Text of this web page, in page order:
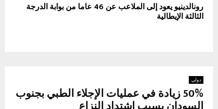
رونالدينيو يعود إلى الملاعب عن 46 عاما من بوابة الدرجة
الثالثة الإيطالية
دولي
50% زيادة في عمليات الإجلاء الطبي بجنوب